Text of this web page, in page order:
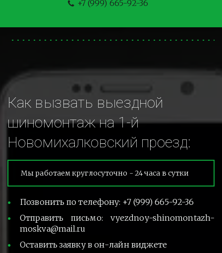
+7 (999) 665-92-36
Как вызвать выездной
шиномонтаж на 1-й
Новомихалковский проезд:
Мы работаем круглосуточно - 24 часа в сутки
Позвонить по телефону: +7 (999) 665-92-36
Отправить письмо: vyezdnoy-shinomontazh-
moskva@mail.ru
Оставить заявку в он-лайн виджете